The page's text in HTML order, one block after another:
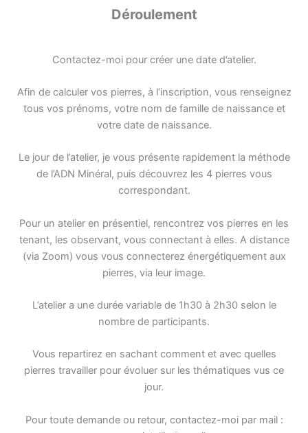
Déroulement
Contactez-moi pour créer une date d’atelier.
Afin de calculer vos pierres, à l’inscription, vous renseignez
tous vos prénoms, votre nom de famille de naissance et
votre date de naissance.
Le jour de l’atelier, je vous présente rapidement la méthode
de l’ADN Minéral, puis découvrez les 4 pierres vous
correspondant.
Pour un atelier en présentiel, rencontrez vos pierres en les
tenant, les observant, vous connectant à elles. A distance
(via Zoom) vous vous connecterez énergétiquement aux
pierres, via leur image.
L’atelier a une durée variable de 1h30 à 2h30 selon le
nombre de participants.
Vous repartirez en sachant comment et avec quelles
pierres travailler pour évoluer sur les thématiques vus ce
jour.
Pour toute demande ou retour, contactez-moi par mail :